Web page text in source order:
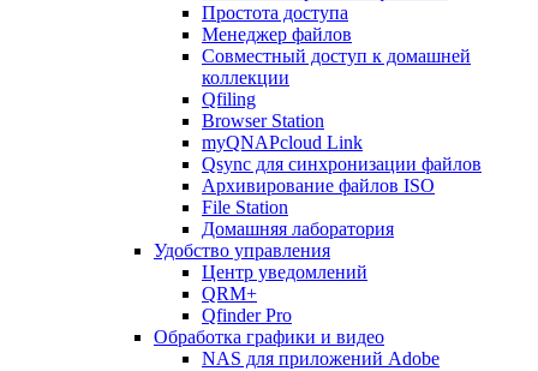
Простота доступа
Менеджер файлов
Совместный доступ к домашней
коллекции
Qfiling
Browser Station
myQNAPcloud Link
Qsync для синхронизации файлов
Архивирование файлов ISO
File Station
Домашняя лаборатория
Удобство управления
Центр уведомлений
QRM+
Qfinder Pro
Обработка графики и видео
NAS для приложений Adobe